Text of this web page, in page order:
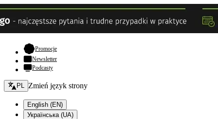
Promocje- otwiera się w nowej karcie
Newsletter
Podcasty
Zmień język - bieżący:
PL Zmień język strony
English (EN)
Українська (UA)